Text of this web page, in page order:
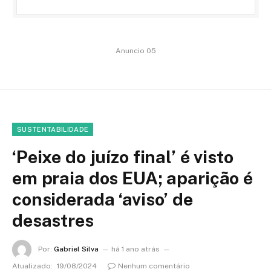
Anuncio 05
SUSTENTABILIDADE
‘Peixe do juízo final’ é visto
em praia dos EUA; aparição é
considerada ‘aviso’ de
desastres
Por: Gabriel Silva
há 1 ano atrás
Atualizado: 19/08/2024
Nenhum comentário